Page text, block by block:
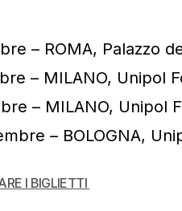
– ROMA, Palazzo
– MILANO, Unipol
– MILANO, Unipol
– BOLOGNA,
I BIGLIETTI